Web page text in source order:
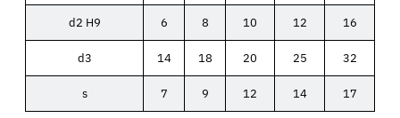
d2 H9 6 8 10 12 16
d3 14 18 20 25 32
s 7 9 12 14 17